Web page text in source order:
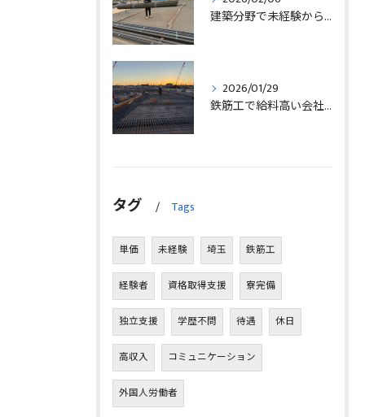
建築分野で未経験から始める求人探しと三郷市で正社員就職の秘訣
2026/01/29
鉄筋工で給料高い会社に転職したリアルなインタビュー事例を埼玉県三郷市で解説
タグ Tags
単価 未経験 埼玉 鉄筋工
経験者 資格取得支援 寮完備
独立支援 学歴不問 待遇 休日
高収入 コミュニケーション
外国人労働者